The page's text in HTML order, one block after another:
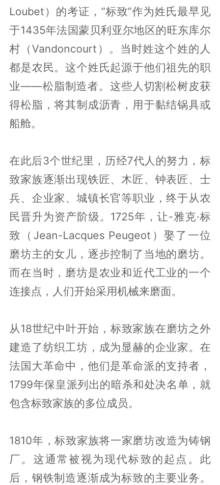
Loubet）的考证，“标致”作为姓氏最早见
于1435年法国蒙贝利亚尔地区的旺东库尔
村（Vandoncourt）。当时姓这个姓的人
都是农民。这个姓氏起源于他们祖先的职
业——松脂制造者。这些人切割松树皮获
得松脂，将其制成沥青，用于黏结锅具或
船舱。
在此后3个世纪里，历经7代人的努力，标
致家族逐渐出现铁匠、木匠、钟表匠、士
兵、企业家、城镇长官等职业，终于从农
民晋升为资产阶级。1725年，让-雅克·标
致（Jean-Lacques Peugeot）娶了一位
磨坊主的女儿，逐步控制了当地的磨坊。
而在当时，磨坊是农业和近代工业的一个
连接点，人们开始采用机械来磨面。
从18世纪中叶开始，标致家族在磨坊之外
建造了纺织工坊，成为显赫的企业家。在
法国大革命中，他们是革命派的支持者，
1799年保皇派列出的暗杀和处决名单，就
包含标致家族的多位成员。
1810年，标致家族将一家磨坊改造为铸钢
厂。这通常被视为现代标致的起点。此
后，钢铁制造逐渐成为标致的主要业务。